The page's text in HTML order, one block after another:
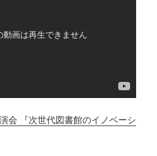
会 『次世代図書館のイノ​ベーシ